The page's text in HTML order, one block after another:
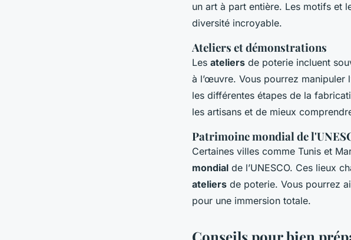
un art à part entière. Les motifs et
diversité incroyable.
Ateliers et démonstrations
Les ateliers de poterie incluent
à l’œuvre. Vous pourrez manipuler
les différentes étapes de la
les artisans et de mieux
Patrimoine mondial de
Certaines villes comme Tunis et
mondial de l’UNESCO. Ces lieux
ateliers de poterie. Vous pourrez
pour une immersion totale.